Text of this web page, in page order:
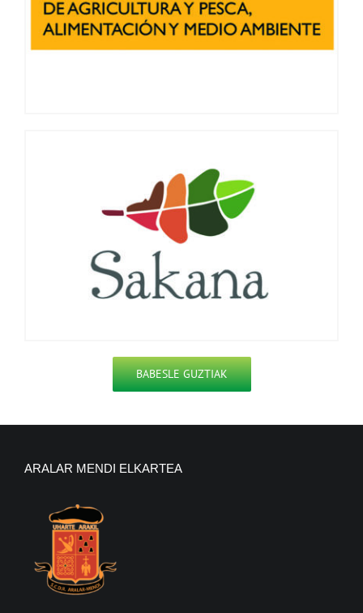
BABESLE GUZTIAK
ARALAR MENDI ELKARTEA